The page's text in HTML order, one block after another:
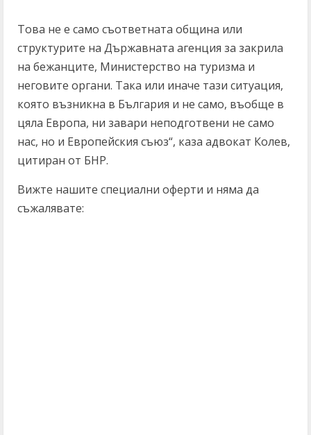
Това не е само съответната община или
структурите на Държавната агенция за закрила
на бежанците, Министерство на туризма и
неговите органи. Така или иначе тази ситуация,
която възникна в България и не само, въобще в
цяла Европа, ни завари неподготвени не само
нас, но и Европейския съюз“, каза адвокат Колев,
цитиран от БНР.
Вижте нашите специални оферти и няма да
съжалявате: